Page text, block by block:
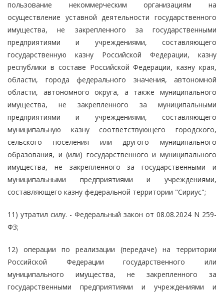
пользование некоммерческим организациям на
осуществление уставной деятельности государственного
имущества, не закрепленного за государственными
предприятиями и учреждениями, составляющего
государственную казну Российской Федерации, казну
республики в составе Российской Федерации, казну края,
области, города федерального значения, автономной
области, автономного округа, а также муниципального
имущества, не закрепленного за муниципальными
предприятиями и учреждениями, составляющего
муниципальную казну соответствующего городского,
сельского поселения или другого муниципального
образования, и (или) государственного и муниципального
имущества, не закрепленного за государственными и
муниципальными предприятиями и учреждениями,
составляющего казну федеральной территории "Сириус";
11) утратил силу. - Федеральный закон от 08.08.2024 N 259-
ФЗ;
12) операции по реализации (передаче) на территории
Российской Федерации государственного или
муниципального имущества, не закрепленного за
государственными предприятиями и учреждениями и